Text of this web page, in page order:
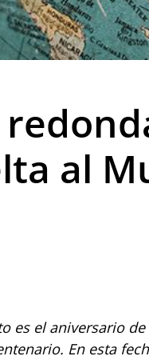
al
es el aniversario
En esta